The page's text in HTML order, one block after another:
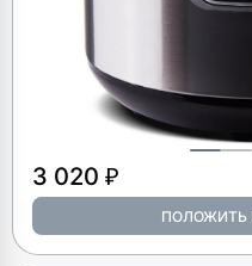
3 020 ₽